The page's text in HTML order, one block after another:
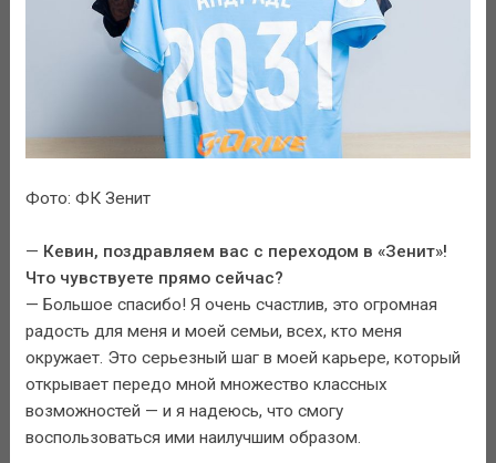
Фото: ФК Зенит
— Кевин, поздравляем вас с переходом в «Зенит»!
Что чувствуете прямо сейчас?
— Большое спасибо! Я очень счастлив, это огромная
радость для меня и моей семьи, всех, кто меня
окружает. Это серьезный шаг в моей карьере, который
открывает передо мной множество классных
возможностей — и я надеюсь, что смогу
воспользоваться ими наилучшим образом.